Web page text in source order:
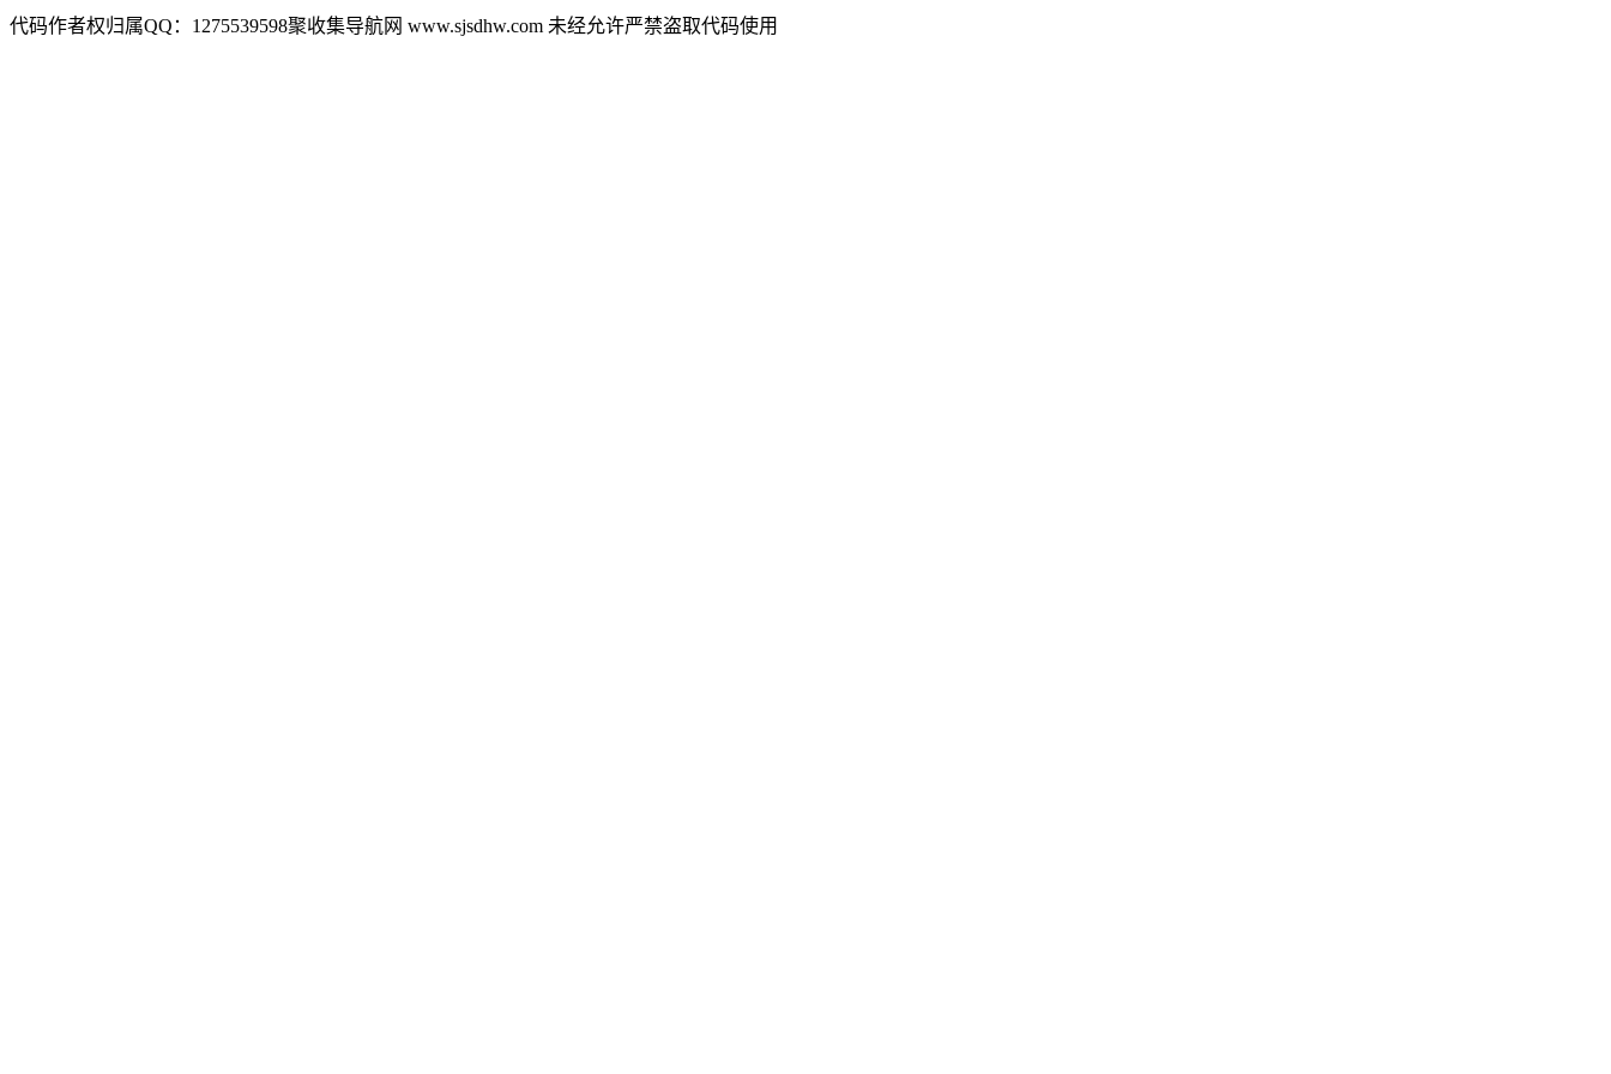
代码作者权归属QQ：1275539598聚收集导航网 www.sjsdhw.com 未经允许严禁盗取代码使用